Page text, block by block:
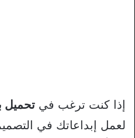
إذا كنت ترغب في تحميل
لعمل إبداعاتك في